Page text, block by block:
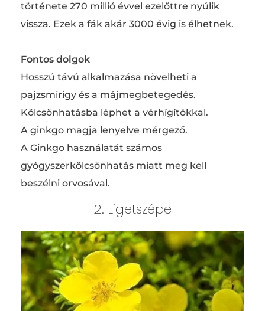
története 270 millió évvel ezelőttre nyúlik
vissza. Ezek a fák akár 3000 évig is élhetnek.
Fontos dolgok
Hosszú távú alkalmazása növelheti a
pajzsmirigy és a májmegbetegedés.
Kölcsönhatásba léphet a vérhígítókkal.
A ginkgo magja lenyelve mérgező.
A Ginkgo használatát számos
gyógyszerkölcsönhatás miatt meg kell
beszélni orvosával.
2. Ligetszépe